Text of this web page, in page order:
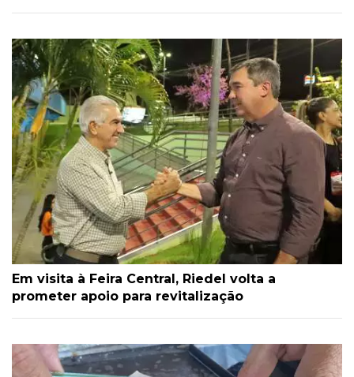
Em visita à Feira Central, Riedel volta a
prometer apoio para revitalização